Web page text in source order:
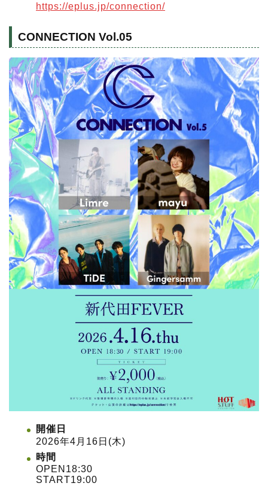
https://eplus.jp/connection/
CONNECTION Vol.05
開催日
2026年4月16日(木)
時間
OPEN18:30
START19:00